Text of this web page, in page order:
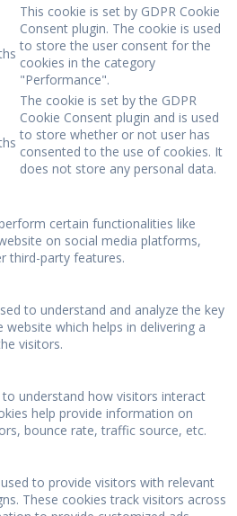
This cookie is set by GDPR Cookie
Consent plugin. The cookie is used
to store the user consent for the
cookies in the category
"Performance".
The cookie is set by the GDPR
Cookie Consent plugin and is used
to store whether or not user has
consented to the use of cookies. It
does not store any personal data.
certain functionalities like
on social media platforms,
third-party features.
to understand and analyze the key
which helps in delivering a
visitors.
understand how visitors interact
help provide information on
bounce rate, traffic source, etc.
to provide visitors with relevant
These cookies track visitors across